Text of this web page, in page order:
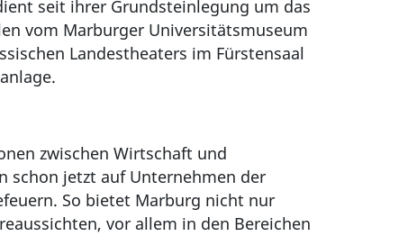
seit ihrer Grundsteinlegung um das
vom Marburger Universitätsmuseum
Landestheaters im Fürstensaal
zwischen Wirtschaft und
schon jetzt auf Unternehmen der
So bietet Marburg nicht nur
vor allem in den Bereichen